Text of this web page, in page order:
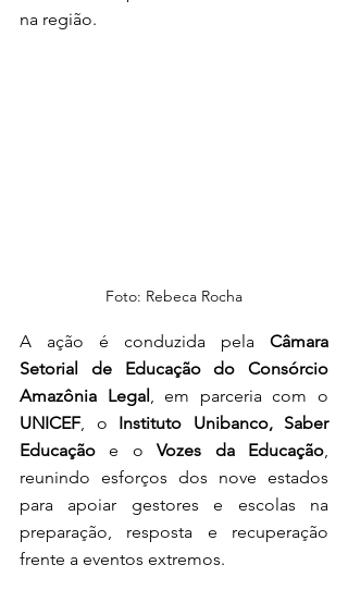
na região.
Foto: Rebeca Rocha
A ação é conduzida pela Câmara
Setorial de Educação do Consórcio
Amazônia Legal
UNICEF, o Instituto Unibanco, Saber
Educação e o Vozes da Educação,
reunindo esforços dos nove estados
para apoiar gestores e escolas na
preparação, resposta e recuperação
frente a eventos extremos.